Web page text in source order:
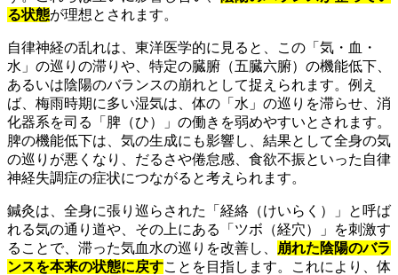
る状態が理想とされます。
自律神経の乱れは、東洋医学的に見ると、この「気・血・
水」の巡りの滞りや、特定の臓腑（五臓六腑）の機能低下、
あるいは陰陽のバランスの崩れとして捉えられます。例え
ば、梅雨時期に多い湿気は、体の「水」の巡りを滞らせ、消
化器系を司る「脾（ひ）」の働きを弱めやすいとされます。
脾の機能低下は、気の生成にも影響し、結果として全身の気
の巡りが悪くなり、だるさや倦怠感、食欲不振といった自律
神経失調症の症状につながると考えられます。
鍼灸は、全身に張り巡らされた「経絡（けいらく）」と呼ば
れる気の通り道や、その上にある「ツボ（経穴）」を刺激す
ることで、滞った気血水の巡りを改善し、
崩れた陰陽のバラ
ンスを本来の状態に戻すことを目指します。これにより、体